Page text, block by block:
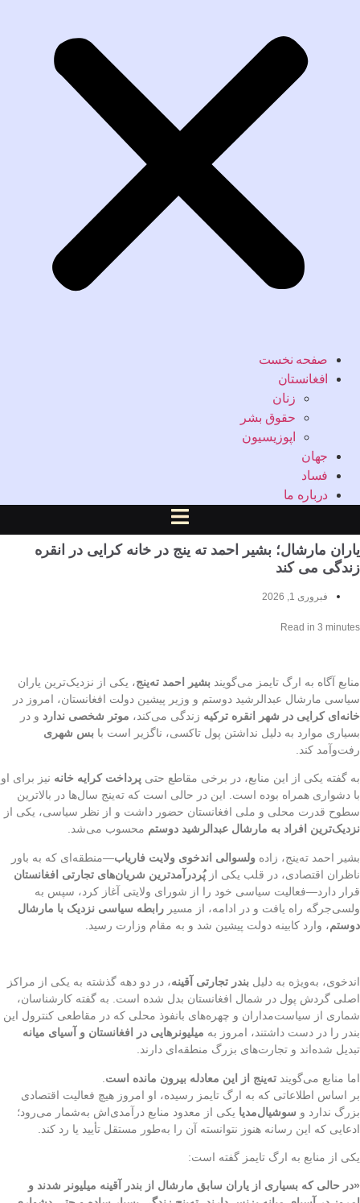
صفحه نخست
افغانستان
زنان
حقوق بشر
اپوزیسیون
جهان
فساد
درباره ما
مارشال؛ بشیر احمد ته ینج در خانه کرایی در انقره
می کند
فبروری 1, 2026
Read in3
آگاه به ارگ تایمز می‌گویندبشیر احمد ته‌ینج، یکی از نزدیک‌ترین یاران
مارشال عبدالرشید دوستم و وزیر پیشین دولت افغانستان، امروز در
کرایی در شهر انقره ترکیهزندگی می‌کند،موتر شخصی ندارد و در
موارد به دلیل نداشتن پول تاکسی، ناگزیر است با بس شهری
کند.
گفته یکی از این منابع، در برخی مقاطع حتیپرداخت کرایه خانهنیز برای او
همراه بوده است. این در حالی است که ته‌ینج سال‌ها در بالاترین
قدرت محلی و ملی افغانستان حضور داشت و از نظر سیاسی، یکی از
افراد به مارشال عبدالرشید دوستممحسوب می‌شد.
احمد ته‌ینج، زادهولسوالی اندخوی ولایت فاریاب—منطقه‌ای که به باور
اقتصادی، در قلب یکی از پُردرآمدترین شریان‌های تجارتی افغانستان
دارد—فعالیت سیاسی خود را از شورای ولایتی آغاز کرد، سپس به
راه یافت و در ادامه، از مسیررابطه سیاسی نزدیک با مارشال
، وارد کابینه دولت پیشین شد و به مقام وزارت رسید.
به‌ویژه به دلیلبندر تجارتی آقینه، در دو دهه گذشته به یکی از مراکز
گردش پول در شمال افغانستان بدل شده است. به گفته کارشناسان،
از سیاست‌مداران و چهره‌های بانفوذ محلی که در مقاطعی کنترول این
را در دست داشتند، امروز به میلیونرهایی در افغانستان و آسیای میانه
شده‌اند و تجارت‌های بزرگ منطقه‌ای دارند.
منابع می‌گویندته‌ینج از این معادله بیرون مانده است.
اطلاعاتی که به ارگ تایمز رسیده، او امروز هیچ فعالیت اقتصادی
ندارد و سوشیال‌مدیایکی از معدود منابع درآمدی‌اش به‌شمار می‌رود؛
که این رسانه هنوز نتوانسته آن را به‌طور مستقل تأیید یا رد کند.
از منابع به ارگ تایمز گفته است:
حالی که بسیاری از یاران سابق مارشال از بندر آقینه میلیونر شدند و